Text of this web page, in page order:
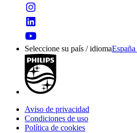
Seleccione su país / idioma
Aviso de privacidad
Condiciones de uso
Política de cookies